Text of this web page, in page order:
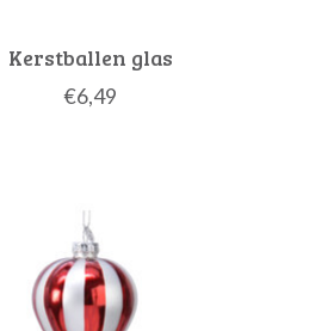
Kerstballen glas
€6,49